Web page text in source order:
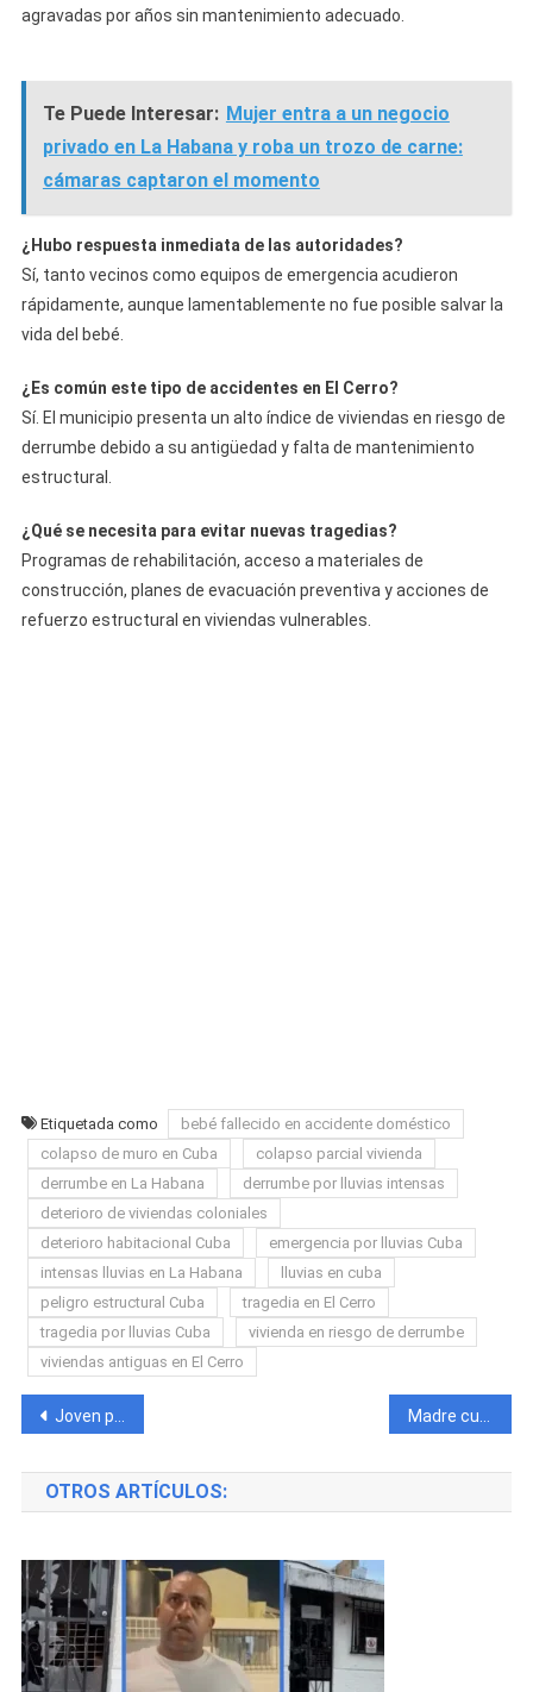
agravadas por años sin mantenimiento adecuado.
Te Puede Interesar: Mujer entra a un negocio
privado en La Habana y roba un trozo de carne:
cámaras captaron el momento
¿Hubo respuesta inmediata de las autoridades?
Sí, tanto vecinos como equipos de emergencia acudieron
rápidamente, aunque lamentablemente no fue posible salvar la
vida del bebé.
¿Es común este tipo de accidentes en El Cerro?
Sí. El municipio presenta un alto índice de viviendas en riesgo de
derrumbe debido a su antigüedad y falta de mantenimiento
estructural.
¿Qué se necesita para evitar nuevas tragedias?
Programas de rehabilitación, acceso a materiales de
construcción, planes de evacuación preventiva y acciones de
refuerzo estructural en viviendas vulnerables.
Etiquetada como
bebé fallecido en accidente doméstico
colapso de muro en Cuba
colapso parcial vivienda
derrumbe en La Habana
derrumbe por lluvias intensas
deterioro de viviendas coloniales
deterioro habitacional Cuba
emergencia por lluvias Cuba
intensas lluvias en La Habana
lluvias en cuba
peligro estructural Cuba
tragedia en El Cerro
tragedia por lluvias Cuba
vivienda en riesgo de derrumbe
viviendas antiguas en El Cerro
Navegación
de
entradas
Joven padre comete la peor decisión y deja dos hijos huérfanos en Guayabal Madre cubana clama por ayuda tras cuatro meses sin noticias de su hija en Mayabeque
OTROS ARTÍCULOS: